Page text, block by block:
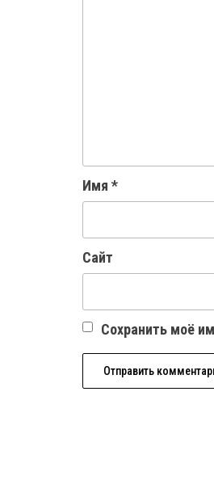
Имя *
Сайт
Сохранить моё